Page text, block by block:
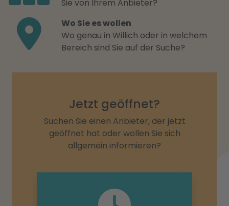
Sie von Ihrem Anbieter?
Wo Sie es wollen
Wo genau in Willich oder in welchem
Bereich sind Sie auf der Suche?
Jetzt geöffnet?
Suchen Sie einen Anbieter, der jetzt
geöffnet hat oder wollen Sie sich
allgemein informieren?